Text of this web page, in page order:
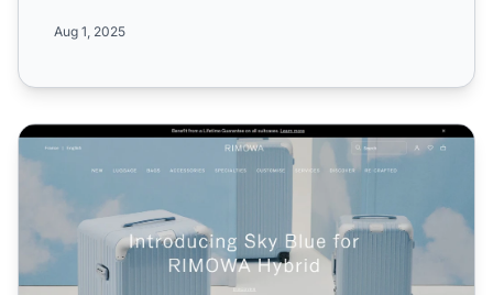
Aug 1, 2025
Rimowa Affiliate-Programm